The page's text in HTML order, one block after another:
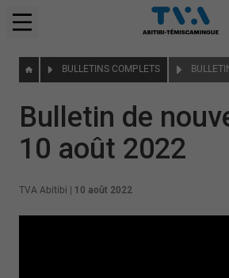
BULLETINS COMPLETS
Bulletin de
10 août 2022
TVA Abitibi 10 août 2022